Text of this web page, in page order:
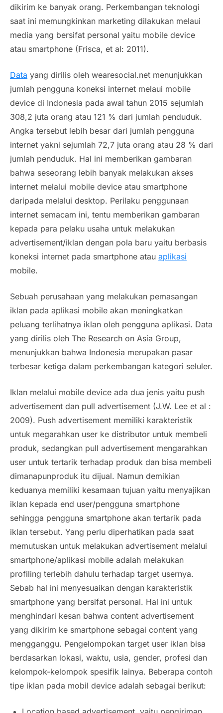
dikirim ke banyak orang. Perkembangan teknologi
saat ini memungkinkan marketing dilakukan melaui
media yang bersifat personal yaitu mobile device
atau smartphone (Frisca, et al: 2011).
Data yang dirilis oleh wearesocial.net menunjukkan
jumlah pengguna koneksi internet melaui mobile
device di Indonesia pada awal tahun 2015 sejumlah
308,2 juta orang atau 121 % dari jumlah penduduk.
Angka tersebut lebih besar dari jumlah pengguna
internet yakni sejumlah 72,7 juta orang atau 28 % dari
jumlah penduduk. Hal ini memberikan gambaran
bahwa seseorang lebih banyak melakukan akses
internet melalui mobile device atau smartphone
daripada melalui desktop. Perilaku penggunaan
internet semacam ini, tentu memberikan gambaran
kepada para pelaku usaha untuk melakukan
advertisement/iklan dengan pola baru yaitu berbasis
koneksi internet pada smartphone atau aplikasi
mobile.
Sebuah perusahaan yang melakukan pemasangan
iklan pada aplikasi mobile akan meningkatkan
peluang terlihatnya iklan oleh pengguna aplikasi. Data
yang dirilis oleh The Research on Asia Group,
menunjukkan bahwa Indonesia merupakan pasar
terbesar ketiga dalam perkembangan kategori seluler.
Iklan melalui mobile device ada dua jenis yaitu push
advertisement dan pull advertisement (J.W. Lee et al :
2009). Push advertisement memiliki karakteristik
untuk megarahkan user ke distributor untuk membeli
produk, sedangkan pull advertisement mengarahkan
user untuk tertarik terhadap produk dan bisa membeli
dimanapunproduk itu dijual. Namun demikian
keduanya memiliki kesamaan tujuan yaitu menyajikan
iklan kepada end user/pengguna smartphone
sehingga pengguna smartphone akan tertarik pada
iklan tersebut. Yang perlu diperhatikan pada saat
memutuskan untuk melakukan advertisement melalui
smartphone/aplikasi mobile adalah melakukan
profiling terlebih dahulu terhadap target usernya.
Sebab hal ini menyesuaikan dengan karakteristik
smartphone yang bersifat personal. Hal ini untuk
menghindari kesan bahwa content advertisement
yang dikirim ke smartphone sebagai content yang
mengganggu. Pengelompokan target user iklan bisa
berdasarkan lokasi, waktu, usia, gender, profesi dan
kelompok-kelompok spesifik lainya. Beberapa contoh
tipe iklan pada mobil device adalah sebagai berikut: